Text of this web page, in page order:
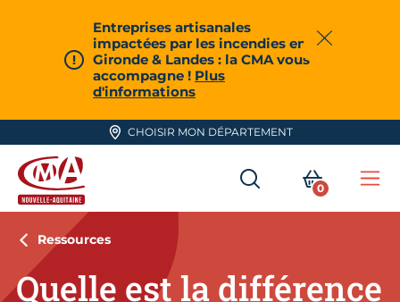
Entreprises artisanales
impactées par les incendies en
Gironde & Landes : la CMA vous
accompagne ! Plus
d'informations
Fermer
CHOISIR MON DÉPARTEMENT
CMA Nouvelle-Aquitaine
RECHERCHER
MON
0
Ressources
Quelle est la différence